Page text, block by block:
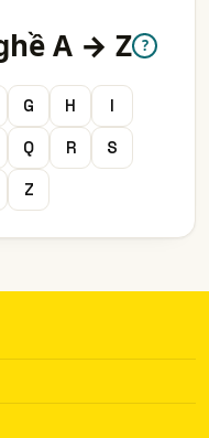
A → Z ?
G H
I
Q R
S
Z